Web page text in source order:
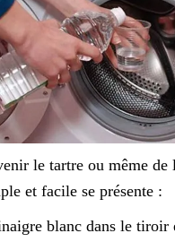
le tartre ou même de
et facile se présente :
blanc dans le tiroir